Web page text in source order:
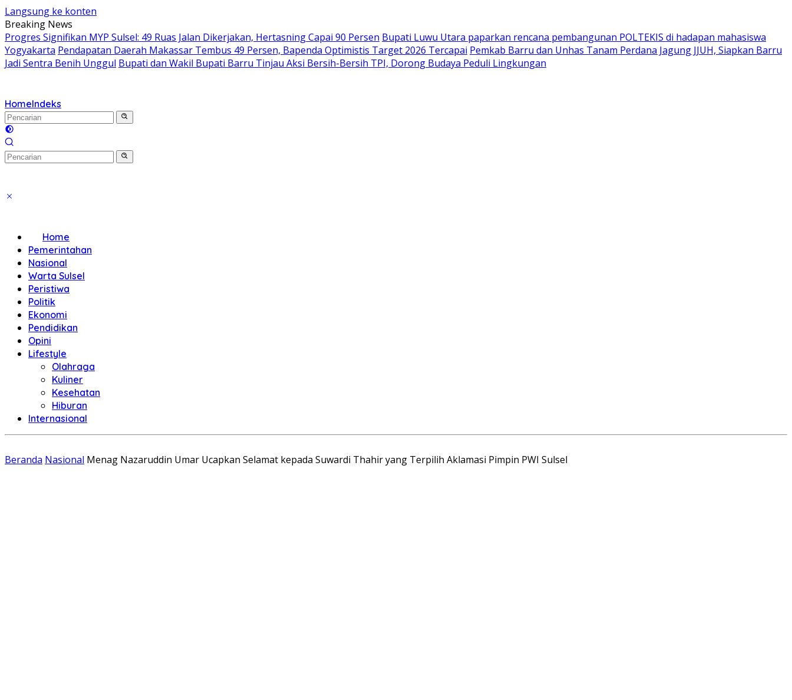
Langsung ke konten
Breaking News
Progres Signifikan MYP Sulsel: 49 Ruas Jalan Dikerjakan, Hertasning Capai 90 Persen Bupati Luwu Utara paparkan rencana pembangunan POLTEKIS di hadapan mahasiswa
Yogyakarta Pendapatan Daerah Makassar Tembus 49 Persen, Bapenda Optimistis Target 2026 Tercapai Pemkab Barru dan Unhas Tanam Perdana Jagung JJUH, Siapkan Barru
Jadi Sentra Benih Unggul Bupati dan Wakil Bupati Barru Tinjau Aksi Bersih-Bersih TPI, Dorong Budaya Peduli Lingkungan
HomeIndeks
Home
Pemerintahan
Nasional
Warta Sulsel
Peristiwa
Politik
Ekonomi
Pendidikan
Opini
Lifestyle
Olahraga
Kuliner
Kesehatan
Hiburan
Internasional
Beranda Nasional Menag Nazaruddin Umar Ucapkan Selamat kepada Suwardi Thahir yang Terpilih Aklamasi Pimpin PWI Sulsel